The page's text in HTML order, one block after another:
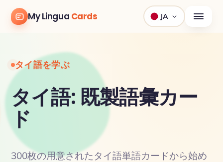
My Lingua Cards JA
タイ語を学ぶ
タイ語: 既製語彙カー
ド
300枚の用意されたタイ語単語カードから始め